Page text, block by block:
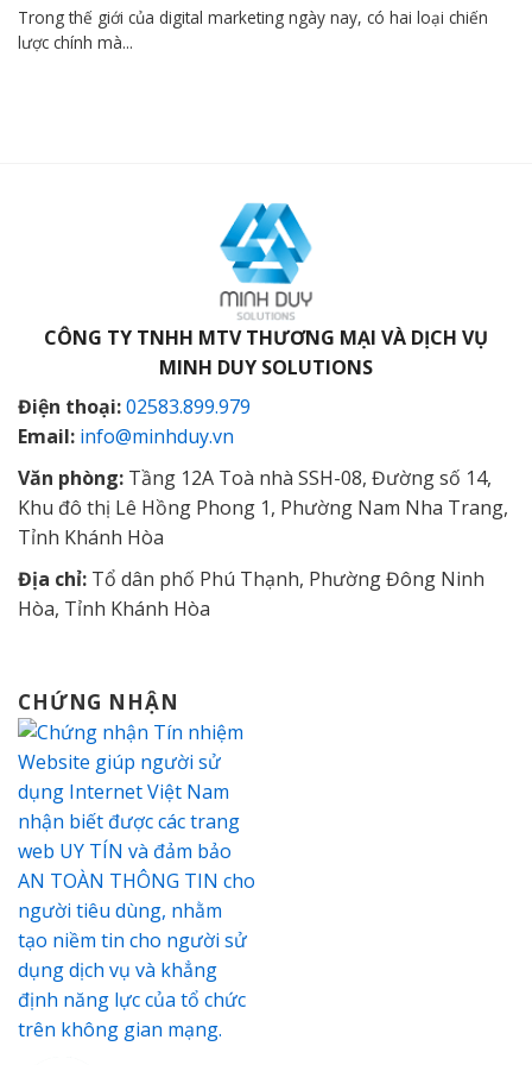
Trong thế giới của digital marketing ngày nay, có hai loại chiến
lược chính mà...
CÔNG TY TNHH MTV THƯƠNG MẠI VÀ DỊCH VỤ
MINH DUY SOLUTIONS
Điện thoại:02583.899.979
Email: info@minhduy.vn
Văn phòng: Tầng 12A Toà nhà SSH-08, Đường số 14,
Khu đô thị Lê Hồng Phong 1, Phường Nam Nha Trang,
Tỉnh Khánh Hòa
Địa chỉ: Tổ dân phố Phú Thạnh, Phường Đông Ninh
Hòa, Tỉnh Khánh Hòa
CHỨNG NHẬN